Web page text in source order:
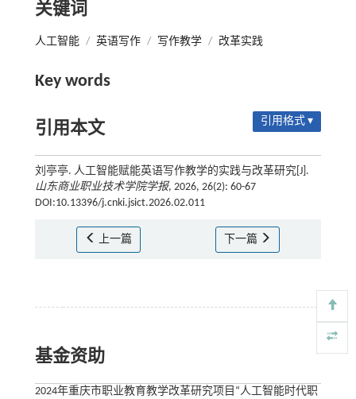
关键词
人工智能 / 英语写作 / 写作教学 / 改革实践
Key words
引用本文 引用格式 ▾
刘亭亭. 人工智能赋能英语写作教学的实践与改革研究[J].
山东商业职业技术学院学报, 2026, 26(2): 60-67
DOI:10.13396/j.cnki.jsict.2026.02.011
上一篇 下一篇
基金资助
2024年重庆市职业教育教学改革研究项目“人工智能时代职